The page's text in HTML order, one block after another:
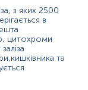
можна
дефіциту
з яких 2500
в
цитохроми
та